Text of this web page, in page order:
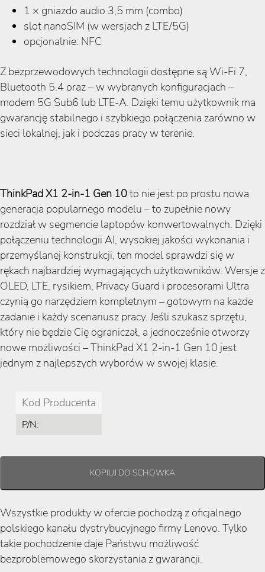
1 × gniazdo audio 3,5 mm (combo)
slot nanoSIM (w wersjach z LTE/5G)
opcjonalnie: NFC
Z bezprzewodowych technologii dostępne są Wi-Fi 7,
Bluetooth 5.4 oraz – w wybranych konfiguracjach –
modem 5G Sub6 lub LTE-A. Dzięki temu użytkownik ma
gwarancję stabilnego i szybkiego połączenia zarówno w
sieci lokalnej, jak i podczas pracy w terenie.
ThinkPad X1 2-in-1 Gen 10to nie jest po prostu nowa
generacja popularnego modelu – to zupełnie nowy
rozdział w segmencie laptopów konwertowalnych. Dzięki
połączeniu technologii AI, wysokiej jakości wykonania i
przemyślanej konstrukcji, ten model sprawdzi się w
rękach najbardziej wymagających użytkowników. Wersje z
OLED, LTE, rysikiem, Privacy Guard i procesorami Ultra
czynią go narzędziem kompletnym – gotowym na każde
zadanie i każdy scenariusz pracy. Jeśli szukasz sprzętu,
który nie będzie Cię ograniczał, a jednocześnie otworzy
nowe możliwości – ThinkPad X1 2-in-1 Gen 10 jest
jednym z najlepszych wyborów w swojej klasie.
Kod Producenta
P/N:
Wszystkie produkty w ofercie pochodzą z oficjalnego
polskiego kanału dystrybucyjnego firmy Lenovo. Tylko
takie pochodzenie daje Państwu możliwość
bezproblemowego skorzystania z gwarancji.